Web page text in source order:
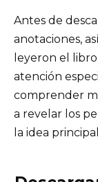
Antes de
anotaciones,
leyeron el
atención
comprender
a revelar los
la idea